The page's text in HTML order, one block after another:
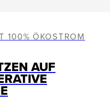
100% ÖKOSTROM
AUF